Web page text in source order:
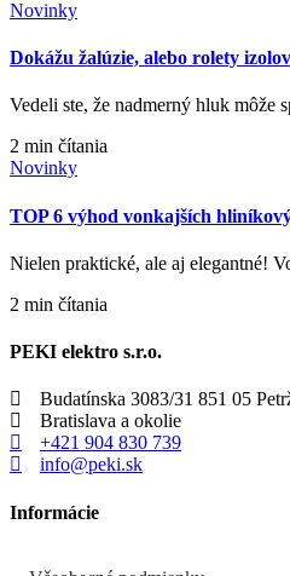
Novinky
Dokážu žalúzie, alebo rolety
Vedeli ste, že nadmerný hluk
2 min čítania
Novinky
TOP 6 výhod vonkajších
Nielen praktické, ale aj elegantné!
2 min čítania
PEKI elektro s.r.o.
Budatínska 3083/31 851 05
Bratislava a okolie
+421 904 830 739
info@peki.sk
Informácie